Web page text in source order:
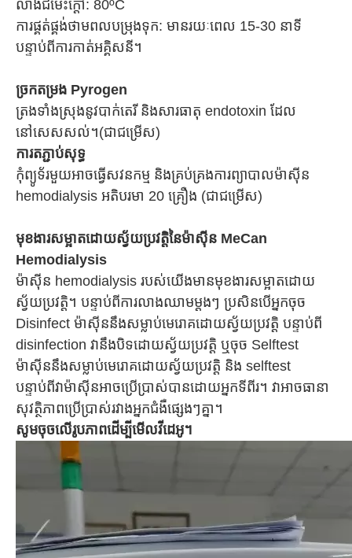
លាងជមែះក្តៅ: 80ºC
ការផ្គត់ផ្គង់ថាមពលបម្រុងទុក: មានរយៈពេល 15-30 នាទី
បន្ទាប់ពីការកាត់អគ្គិសនី។
ច្រកតម្រង Pyrogen
ត្រងទាំងស្រុងនូវបាក់តេរី និងសារធាតុ endotoxin ដែល
នៅសេសសល់។(ជាជម្រើស)
ការតភ្ជាប់សុទ្ធ
កុំព្យូទ័រមួយអាចធ្វើសវនកម្ម និងគ្រប់គ្រងការព្យាបាលម៉ាស៊ីន
hemodialysis អតិបរមា 20 គ្រឿង (ជាជម្រើស)
មុខងារសម្អាតដោយស្វ័យប្រវត្តិនៃម៉ាស៊ីន MeCan
Hemodialysis
ម៉ាស៊ីន hemodialysis របស់យើងមានមុខងារសម្អាតដោយ
ស្វ័យប្រវត្តិ។ បន្ទាប់ពីការលាងឈាមម្តងៗ ប្រសិនបើអ្នកចុច
Disinfect ម៉ាស៊ីននឹងសម្លាប់មេរោគដោយស្វ័យប្រវត្តិ បន្ទាប់ពី
disinfection វានឹងបិទដោយស្វ័យប្រវត្តិ ឬចុច Selftest
ម៉ាស៊ីននឹងសម្លាប់មេរោគដោយស្វ័យប្រវត្តិ និង selftest
បន្ទាប់ពីវាម៉ាស៊ីនអាចប្រើប្រាស់បានដោយអ្នកទីពីរ។ វាអាចធានា
សុវត្ថិភាពប្រើប្រាស់រវាងអ្នកជំងឺផ្សេងៗគ្នា។
សូមចុចលើរូបភាពដើម្បីមើលវីដេអូ។